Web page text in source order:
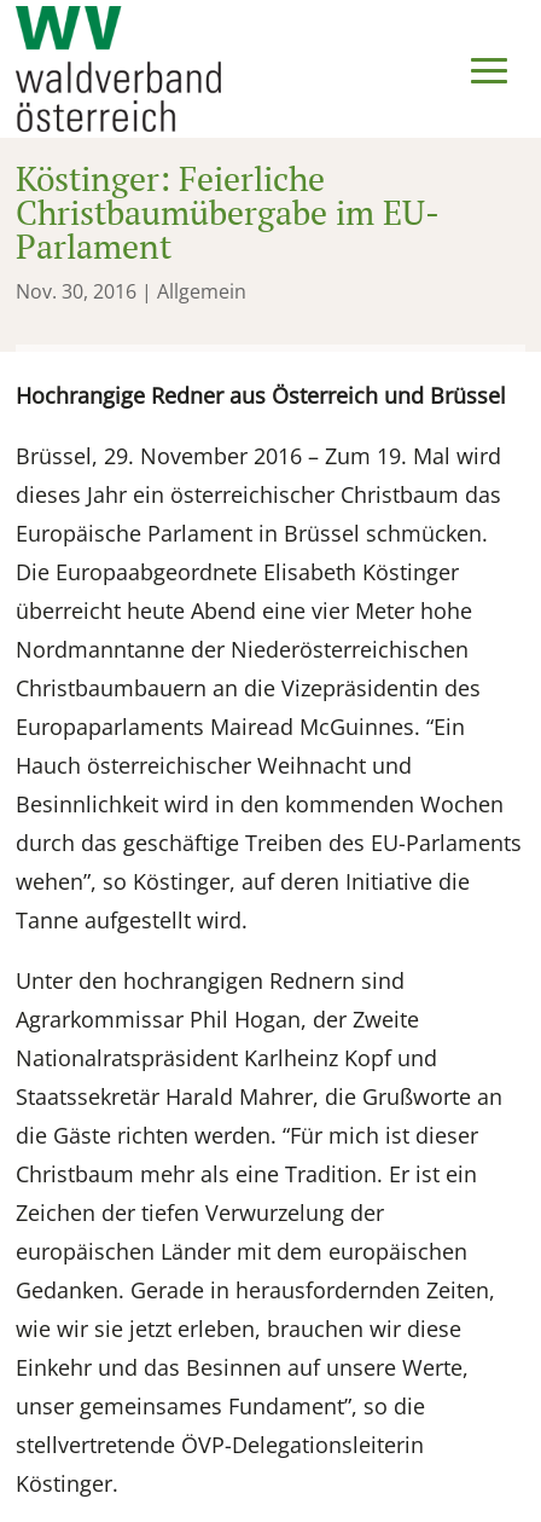
Köstinger: Feierliche
Christbaumübergabe im EU-
Parlament
Nov. 30, 2016 | Allgemein
Hochrangige Redner aus Österreich und Brüssel
Brüssel, 29. November 2016 – Zum 19. Mal wird
dieses Jahr ein österreichischer Christbaum das
Europäische Parlament in Brüssel schmücken.
Die Europaabgeordnete Elisabeth Köstinger
überreicht heute Abend eine vier Meter hohe
Nordmanntanne der Niederösterreichischen
Christbaumbauern an die Vizepräsidentin des
Europaparlaments Mairead McGuinnes. “Ein
Hauch österreichischer Weihnacht und
Besinnlichkeit wird in den kommenden Wochen
durch das geschäftige Treiben des EU-Parlaments
wehen”, so Köstinger, auf deren Initiative die
Tanne aufgestellt wird.
Unter den hochrangigen Rednern sind
Agrarkommissar Phil Hogan, der Zweite
Nationalratspräsident Karlheinz Kopf und
Staatssekretär Harald Mahrer, die Grußworte an
die Gäste richten werden. “Für mich ist dieser
Christbaum mehr als eine Tradition. Er ist ein
Zeichen der tiefen Verwurzelung der
europäischen Länder mit dem europäischen
Gedanken. Gerade in herausfordernden Zeiten,
wie wir sie jetzt erleben, brauchen wir diese
Einkehr und das Besinnen auf unsere Werte,
unser gemeinsames Fundament”, so die
stellvertretende ÖVP-Delegationsleiterin
Köstinger.